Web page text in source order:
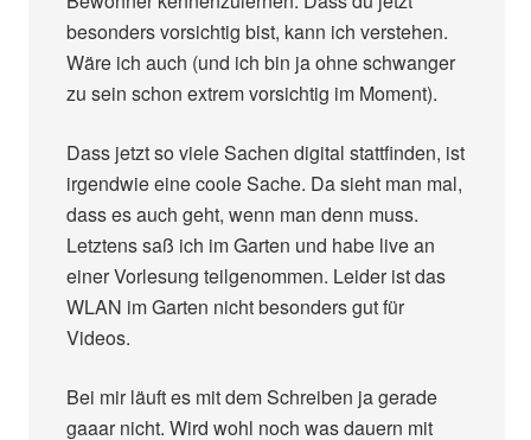
besonders vorsichtig bist, kann ich verstehen.
Wäre ich auch (und ich bin ja ohne schwanger
zu sein schon extrem vorsichtig im Moment).
Dass jetzt so viele Sachen digital stattfinden, ist
irgendwie eine coole Sache. Da sieht man mal,
dass es auch geht, wenn man denn muss.
Letztens saß ich im Garten und habe live an
einer Vorlesung teilgenommen. Leider ist das
WLAN im Garten nicht besonders gut für
Videos.
Bei mir läuft es mit dem Schreiben ja gerade
gaaar nicht. Wird wohl noch was dauern mit